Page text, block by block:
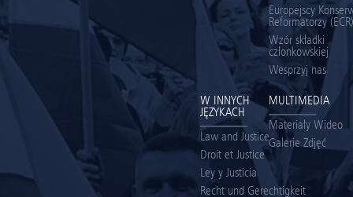
Europejscy
Reformatorzy (ECR)
Wzór składki
członkowskiej
Wesprzyj nas
W INNYCH
JĘZYKACH
Law and Justice
Droit et Justice
Ley y Justicia
Recht und Gerechtigkeit
MULTIMEDIA
Materiały Wideo
Galerie Zdjęć